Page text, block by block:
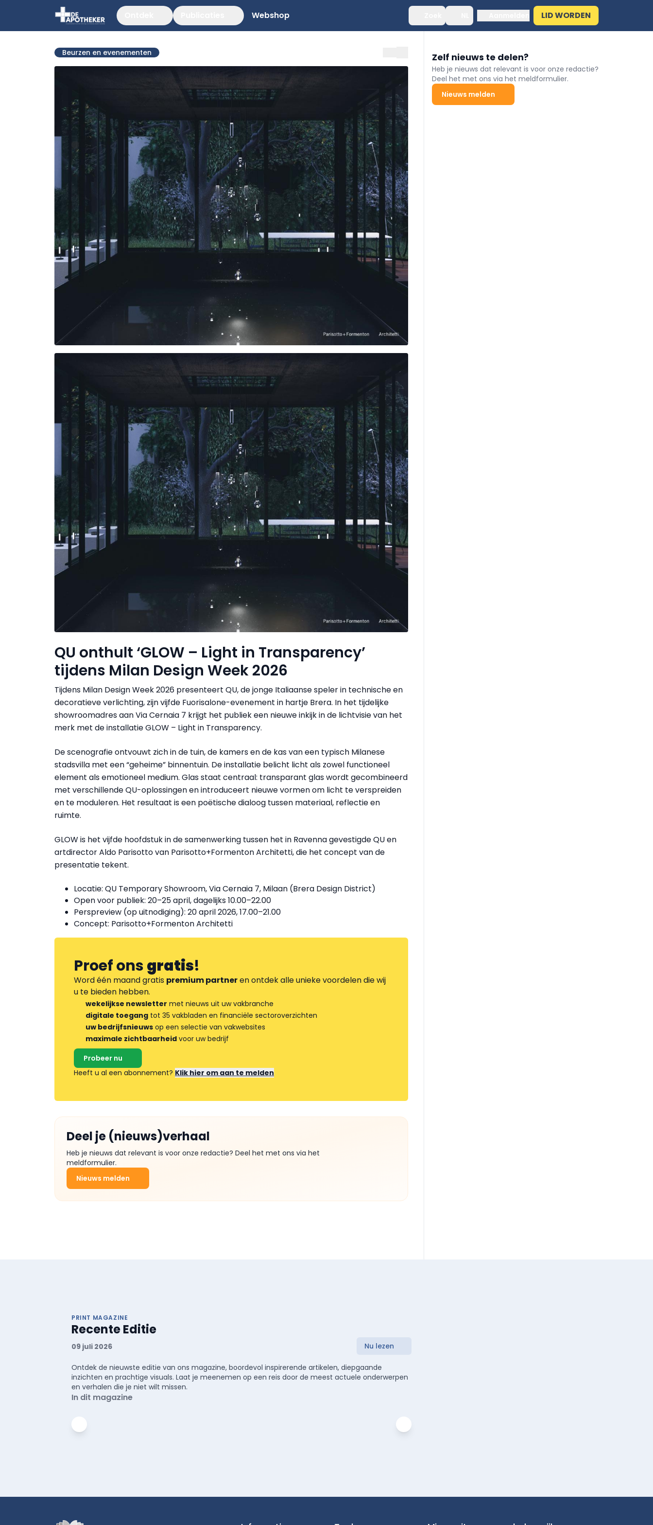
Webshop LID WORDEN
Beurzen en evenementen
QU onthult ‘GLOW – Light in Transparency’
tijdens Milan Design Week 2026
Tijdens Milan Design Week 2026 presenteert QU, de jonge Italiaanse speler in technische en
decoratieve verlichting, zijn vijfde Fuorisalone-evenement in hartje Brera. In het tijdelijke
showroomadres aan Via Cernaia 7 krijgt het publiek een nieuwe inkijk in de lichtvisie van het
merk met de installatie GLOW – Light in Transparency.
De scenografie ontvouwt zich in de tuin, de kamers en de kas van een typisch Milanese
stadsvilla met een “geheime” binnentuin. De installatie belicht licht als zowel functioneel
element als emotioneel medium. Glas staat centraal: transparant glas wordt gecombineerd
met verschillende QU-oplossingen en introduceert nieuwe vormen om licht te verspreiden
en te moduleren. Het resultaat is een poëtische dialoog tussen materiaal, reflectie en
ruimte.
GLOW is het vijfde hoofdstuk in de samenwerking tussen het in Ravenna gevestigde QU en
artdirector Aldo Parisotto van Parisotto+Formenton Architetti, die het concept van de
presentatie tekent.
Locatie: QU Temporary Showroom, Via Cernaia 7, Milaan (Brera Design District)
Open voor publiek: 20–25 april, dagelijks 10.00–22.00
Perspreview (op uitnodiging): 20 april 2026, 17.00–21.00
Concept: Parisotto+Formenton Architetti
Proef onsgratis!
Word één maand gratis premium partneren ontdek alle unieke voordelen die wij
u te bieden hebben.
wekelijkse newsletter met nieuws uit uw vakbranche
digitale toegang tot 35 vakbladen en financiële sectoroverzichten
uw bedrijfsnieuws op een selectie van vakwebsites
maximale zichtbaarheid voor uw bedrijf
Probeer nu
Heeft u al een abonnement? Klik hier om aan te melden
Deel je (nieuws)verhaal
Heb je nieuws dat relevant is voor onze redactie? Deel het met ons via het
meldformulier.
Nieuws melden
Zelf nieuws te delen?
Heb je nieuws dat relevant is voor onze redactie?
Deel het met ons via het meldformulier.
Nieuws melden
PRINT MAGAZINE
Recente Editie
09 juli 2026 Nu lezen
Ontdek de nieuwste editie van ons magazine, boordevol inspirerende artikelen, diepgaande
inzichten en prachtige visuals. Laat je meenemen op een reis door de meest actuele onderwerpen
en verhalen die je niet wilt missen.
In dit magazine